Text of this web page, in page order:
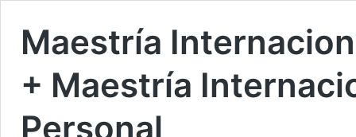
Maestría
+ Maestría
Personal